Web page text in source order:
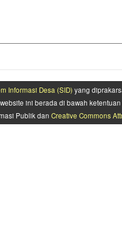
Informasi Desa (SID) yang
ini berada di bawah
Publik dan Creative Commons